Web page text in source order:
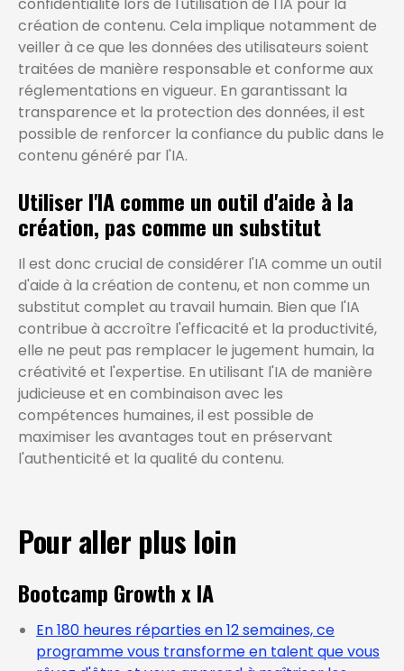
création de contenu. Cela implique notamment de
veiller à ce que les données des utilisateurs soient
traitées de manière responsable et conforme aux
réglementations en vigueur. En garantissant la
transparence et la protection des données, il est
possible de renforcer la confiance du public dans le
contenu généré par l'IA.
Utiliser l'IA comme un outil d'aide à la
création, pas comme un substitut
Il est donc crucial de considérer l'IA comme un outil
d'aide à la création de contenu, et non comme un
substitut complet au travail humain. Bien que l'IA
contribue à accroître l'efficacité et la productivité,
elle ne peut pas remplacer le jugement humain, la
créativité et l'expertise. En utilisant l'IA de manière
judicieuse et en combinaison avec les
compétences humaines, il est possible de
maximiser les avantages tout en préservant
l'authenticité et la qualité du contenu.
Pour aller plus loin
Bootcamp Growth x IA
En 180 heures réparties en 12 semaines, ce
programme vous transforme en talent que vous